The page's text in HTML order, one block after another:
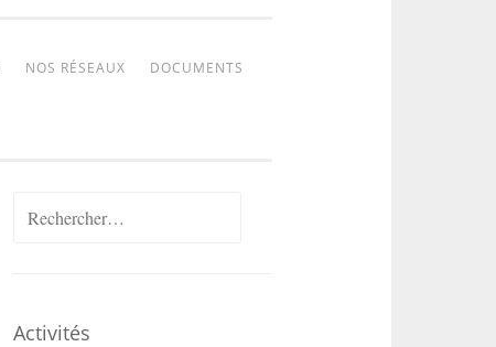
NOS RÉSEAUX DOCUMENTS
Rechercher :
Activités